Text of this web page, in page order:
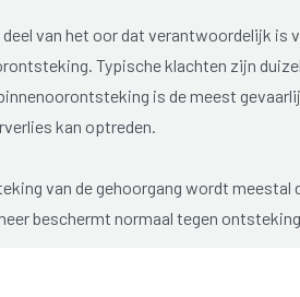
van het oor dat verantwoordelijk is
Typische klachten zijn
is de meest
kan optreden.
van de gehoorgang wordt meestal
beschermt normaal tegen